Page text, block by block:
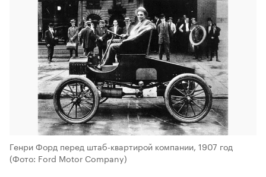
Генри Форд перед штаб-квартирой компании, 1907 год
(Фото: Ford Motor Company)